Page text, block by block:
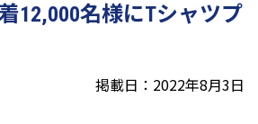
12,000名様にTシャツプ
掲載日：2022年8月3日